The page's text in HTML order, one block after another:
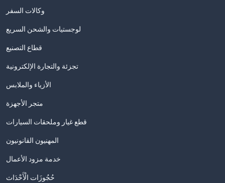
وكالات السفر
لوجستيات والشحن السريع
قطاع التصنيع
تجزئة والتجارة الإلكترونية
الأزياء والملابس
متجر الأجهزة
قطع غيار وملحقات السيارات
المهنيون القانونيون
خدمة مزود الأعمال
حُجُوزَات الْأَحْدَاث